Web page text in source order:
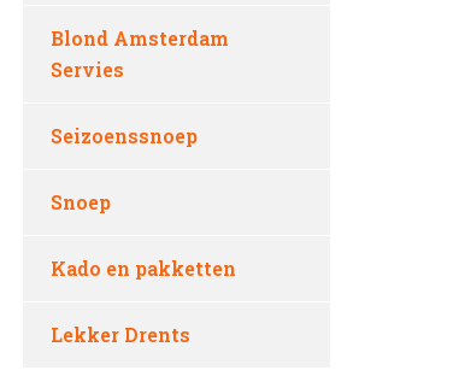
Blond Amsterdam
Servies
Seizoenssnoep
Snoep
Kado en pakketten
Lekker Drents